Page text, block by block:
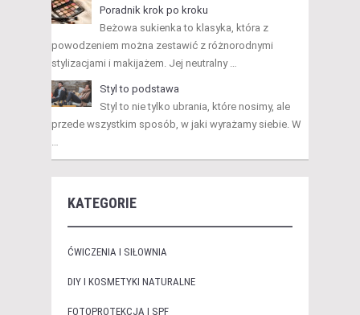
Poradnik krok po kroku
Beżowa sukienka to klasyka, która z
powodzeniem można zestawić z różnorodnymi
stylizacjami i makijażem. Jej neutralny …
Styl to podstawa
Styl to nie tylko ubrania, które nosimy, ale
przede wszystkim sposób, w jaki wyrażamy siebie. W
…
KATEGORIE
ĆWICZENIA I SIŁOWNIA
DIY I KOSMETYKI NATURALNE
FOTOPROTEKCJA I SPF